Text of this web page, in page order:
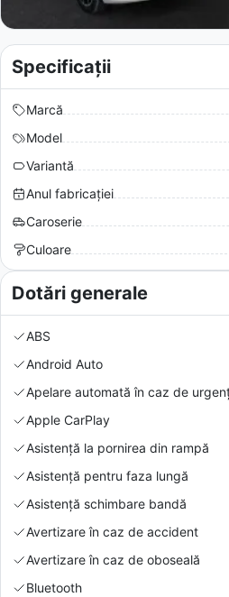
Specificații
Marcă
Model
Variantă
Anul fabricației
Caroserie
Culoare
Dotări generale
ABS
Android Auto
Apelare automată în caz de
Apple CarPlay
Asistență la pornirea din rampă
Asistență pentru faza lungă
Asistență schimbare bandă
Avertizare în caz de accident
Avertizare în caz de oboseală
Bluetooth